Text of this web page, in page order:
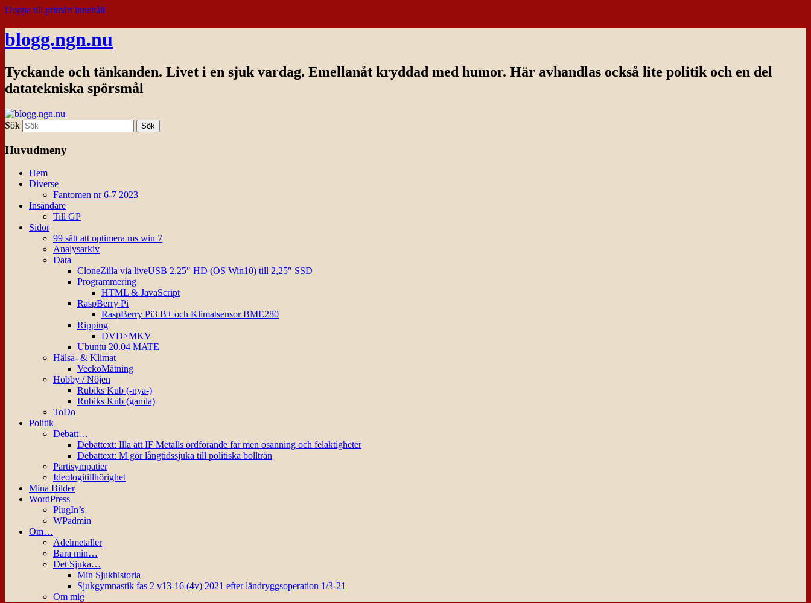
Hoppa till primärt innehåll
blogg.ngn.nu
Tyckande och tänkanden. Livet i en sjuk vardag. Emellanåt kryddad med humor. Här avhandlas också lite politik och en del
datatekniska spörsmål
Sök
Huvudmeny
Hem
Diverse
Fantomen nr 6-7 2023
Insändare
Till GP
Sidor
99 sätt att optimera ms win 7
Analysarkiv
Data
CloneZilla via liveUSB 2.25″ HD (OS Win10) till 2,25″ SSD
Programmering
HTML & JavaScript
RaspBerry Pi
RaspBerry Pi3 B+ och Klimatsensor BME280
Ripping
DVD>MKV
Ubuntu 20.04 MATE
Hälsa- & Klimat
VeckoMätning
Hobby / Nöjen
Rubiks Kub (-nya-)
Rubiks Kub (gamla)
ToDo
Politik
Debatt…
Debattext: Illa att IF Metalls ordförande far men osanning och felaktigheter
Debattext: M gör långtidssjuka till politiska bollträn
Partisympatier
Ideologitillhörighet
Mina Bilder
WordPress
PlugIn’s
WPadmin
Om…
Ädelmetaller
Bara min…
Det Sjuka…
Min Sjukhistoria
Sjukgymnastik fas 2 v13-16 (4v) 2021 efter ländryggsoperation 1/3-21
Om mig